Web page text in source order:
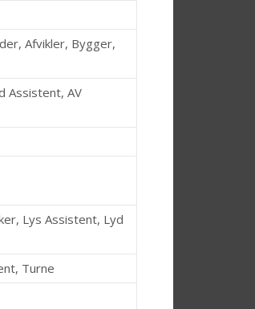
Afvikler, Bygger,
Assistent, AV
Lys Assistent, Lyd
Turne